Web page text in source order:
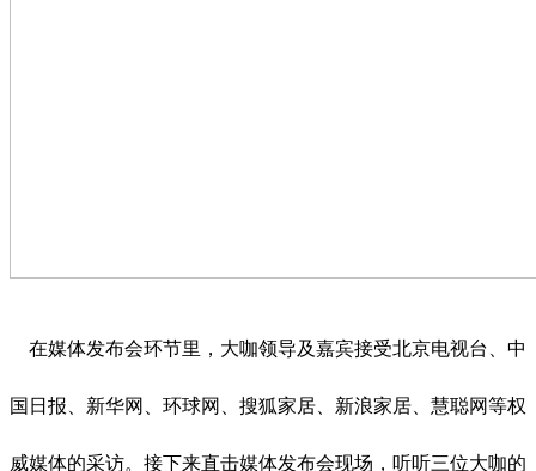
在媒体发布会环节里，大咖领导及嘉宾接受北京电视台、中
国日报、新华网、环球网、搜狐家居、新浪家居、慧聪网等权
威媒体的采访。接下来直击媒体发布会现场，听听三位大咖的